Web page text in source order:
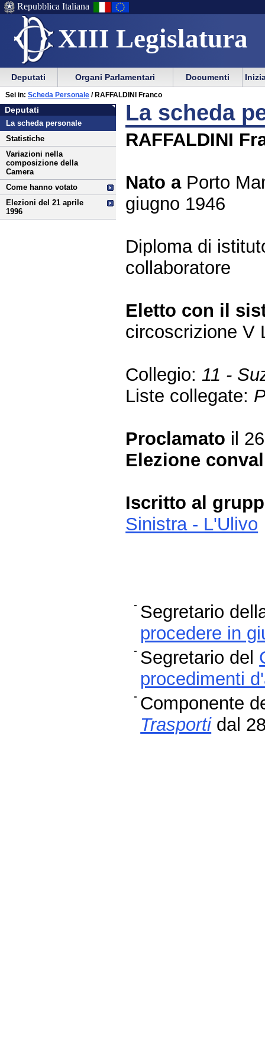
XIII Legislatura
Menu
di
ausilio
alla
navigazione
Vai
Menu
di
navigazione
principale
Repubblica Italiana
Menu
di
navigazione
principale
Vai
menu
di
sezione
Deputati Organi Parlamentari Documenti
Deputati
Vai
al
contenuto
Deputati
La scheda personale
Statistiche
Variazioni nella
composizione della
Camera
Come hanno votato
Elezioni del 21 aprile
1996
Sei in: Scheda Personale / RAFFALDINI Franco
La scheda
RAFFALDINI
Nato aPorto
giugno 1946
Diploma di
collaboratore
Eletto con il
circoscrizione V
Collegio: 11 -
Liste collegate:
Proclamato il
Elezione
Iscritto al
Sinistra - L'Ulivo
Segretario
procedere in
Segretario del
procedimenti
Componente
Trasportidal